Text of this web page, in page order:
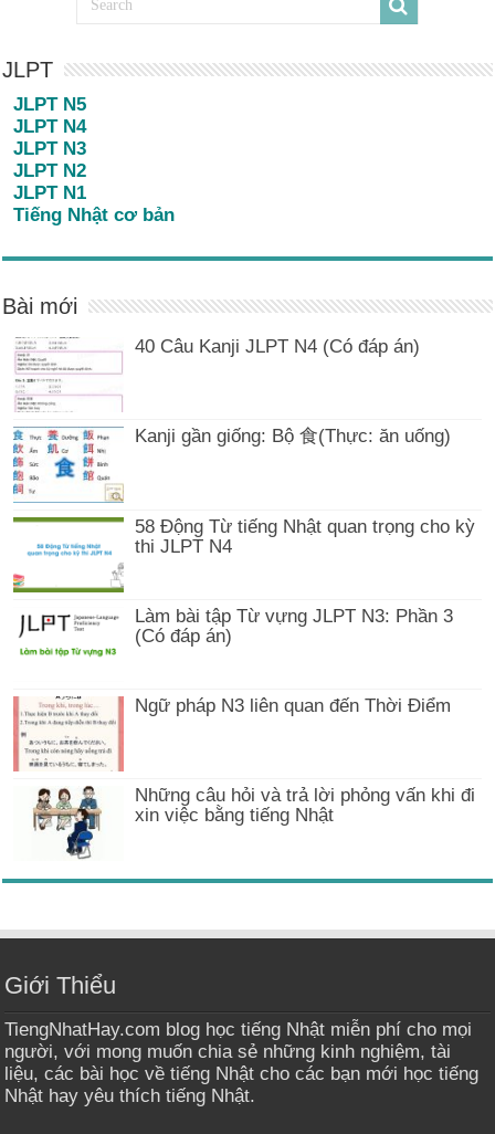
JLPT
JLPT N5
JLPT N4
JLPT N3
JLPT N2
JLPT N1
Tiếng Nhật cơ bản
Bài mới
40 Câu Kanji JLPT N4 (Có đáp án)
Kanji gần giống: Bộ 食(Thực: ăn uống)
58 Động Từ tiếng Nhật quan trọng cho kỳ
thi JLPT N4
Làm bài tập Từ vựng JLPT N3: Phần 3
(Có đáp án)
Ngữ pháp N3 liên quan đến Thời Điểm
Những câu hỏi và trả lời phỏng vấn khi đi
xin việc bằng tiếng Nhật
Giới Thiểu
TiengNhatHay.com blog học tiếng Nhật miễn phí cho mọi
người, với mong muốn chia sẻ những kinh nghiệm, tài
liệu, các bài học về tiếng Nhật cho các bạn mới học tiếng
Nhật hay yêu thích tiếng Nhật.